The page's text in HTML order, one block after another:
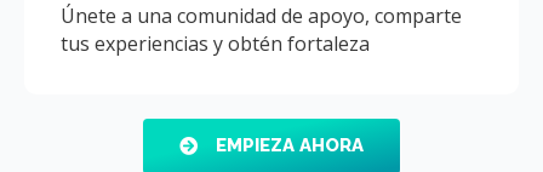
Únete a una comunidad de apoyo, comparte
tus experiencias y obtén fortaleza
EMPIEZA AHORA